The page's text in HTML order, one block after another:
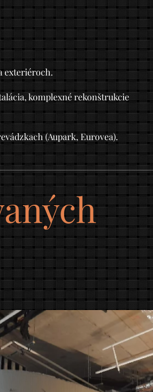
exteriéroch.
komplexné rekonštrukcie
(Aupark, Eurovea).